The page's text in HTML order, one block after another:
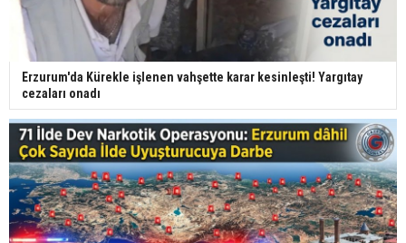
Erzurum'da Kürekle işlenen vahşette karar kesinleşti! Yargıtay
cezaları onadı